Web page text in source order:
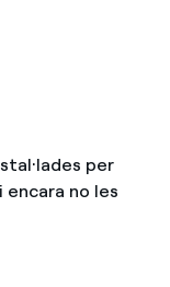
per
encara no les